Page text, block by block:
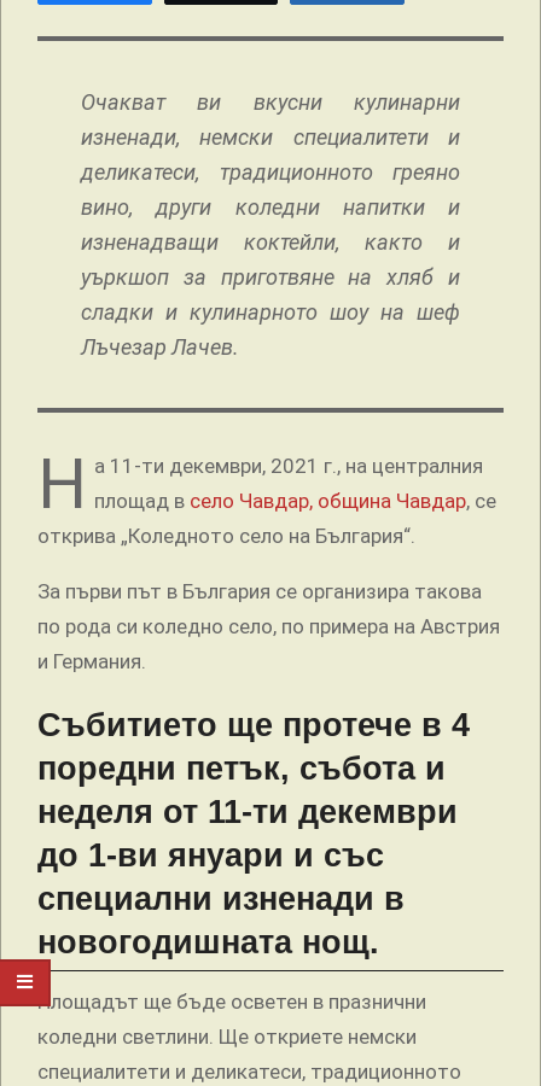
Очакват ви вкусни кулинарни
изненади, немски специалитети и
деликатеси, традиционното греяно
вино, други коледни напитки и
изненадващи коктейли, както и
уъркшоп за приготвяне на хляб и
сладки и кулинарното шоу на шеф
Лъчезар Лачев.
Н а 11-ти декември, 2021 г., на централния
площад в село Чавдар, община Чавдар, се
открива „Коледното село на България“.
За първи път в България се организира такова
по рода си коледно село, по примера на Австрия
и Германия.
Събитието ще протече в 4
поредни петък, събота и
неделя от 11-ти декември
до 1-ви януари и със
специални изненади в
новогодишната нощ.
Площадът ще бъде осветен в празнични
коледни светлини. Ще откриете немски
специалитети и деликатеси, традиционното